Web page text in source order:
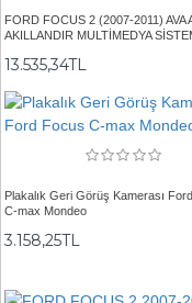
FORD FOCUS 2 (2007-2011) AVA
AKILLANDIR MULTİMEDYA
13.535,34TL
Plakalık Geri Görüş Kamerası
C-max Mondeo
3.158,25TL